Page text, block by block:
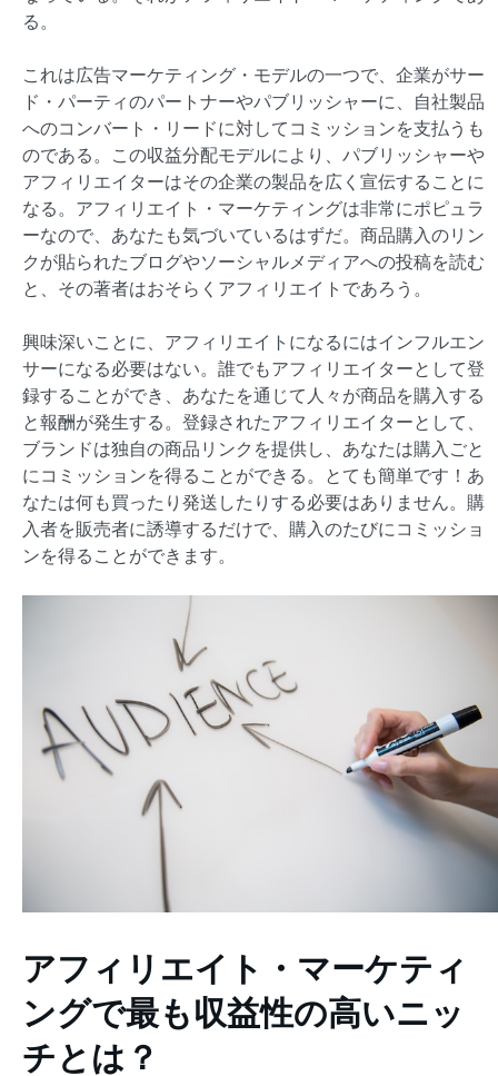
る。
これは広告マーケティング・モデルの一つで、企業がサー
ド・パーティのパートナーやパブリッシャーに、自社製品
へのコンバート・リードに対してコミッションを支払うも
のである。この収益分配モデルにより、パブリッシャーや
アフィリエイターはその企業の製品を広く宣伝することに
なる。アフィリエイト・マーケティングは非常にポピュラ
ーなので、あなたも気づいているはずだ。商品購入のリン
クが貼られたブログやソーシャルメディアへの投稿を読む
と、その著者はおそらくアフィリエイトであろう。
興味深いことに、アフィリエイトになるにはインフルエン
サーになる必要はない。誰でもアフィリエイターとして登
録することができ、あなたを通じて人々が商品を購入する
と報酬が発生する。登録されたアフィリエイターとして、
ブランドは独自の商品リンクを提供し、あなたは購入ごと
にコミッションを得ることができる。とても簡単です！あ
なたは何も買ったり発送したりする必要はありません。購
入者を販売者に誘導するだけで、購入のたびにコミッショ
ンを得ることができます。
アフィリエイト・マーケティ
ングで最も収益性の高いニッ
チとは？